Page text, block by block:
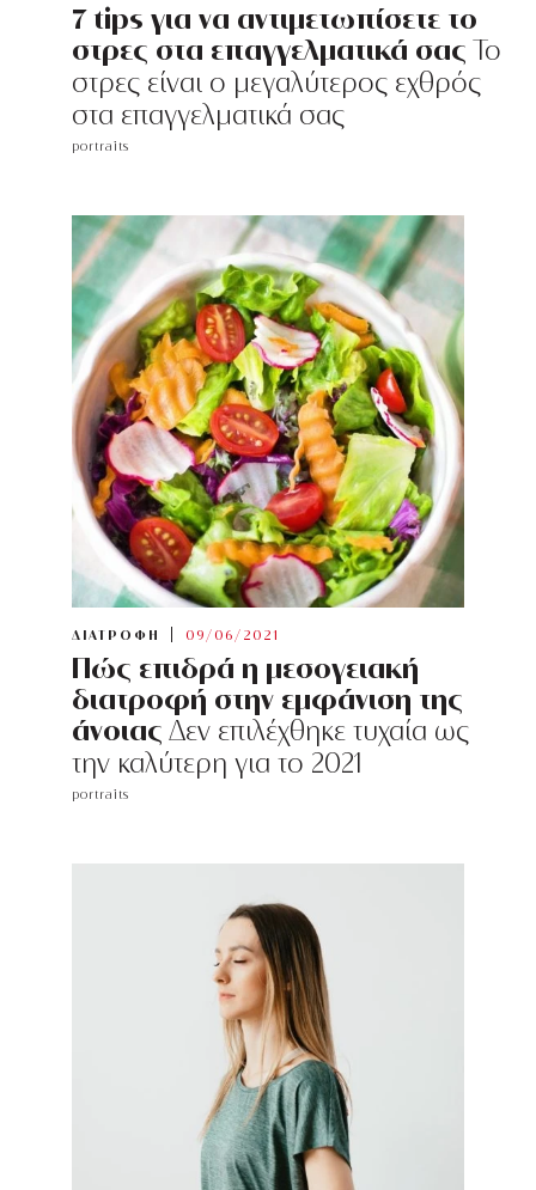
7 tips για να αντιμετωπίσετε το
στρες στα επαγγελματικά σας Το
στρες είναι ο μεγαλύτερος εχθρός
στα επαγγελματικά σας
portraits
ΔΙΑΤΡΟΦΗ 09/06/2021
Πώς επιδρά η μεσογειακή
διατροφή στην εμφάνιση της
άνοιας Δεν επιλέχθηκε τυχαία ως
την καλύτερη για το 2021
portraits